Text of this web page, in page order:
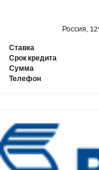
Россия,
Ставка
Срок кредита
Сумма
Телефон